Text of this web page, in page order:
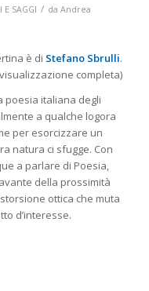
E SAGGI / da Andrea
è di Stefano Sbrulli.
completa)
poesia italiana degli
a qualche logora
per esorcizzare un
natura ci sfugge. Con
a parlare di Poesia,
della prossimità
ottica che muta
d’interesse.